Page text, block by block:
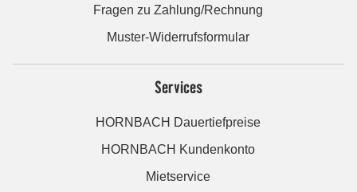
Fragen zu Zahlung/Rechnung
Muster-Widerrufsformular
Services
HORNBACH Dauertiefpreise
HORNBACH Kundenkonto
Mietservice